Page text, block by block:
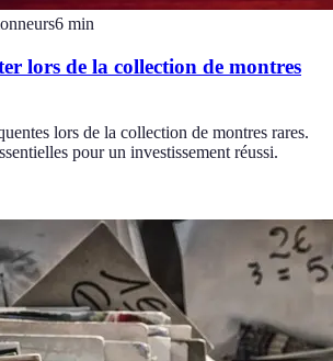
6 min
lors de la collection de montres
lors de la collection de montres rares.
pour un investissement réussi.